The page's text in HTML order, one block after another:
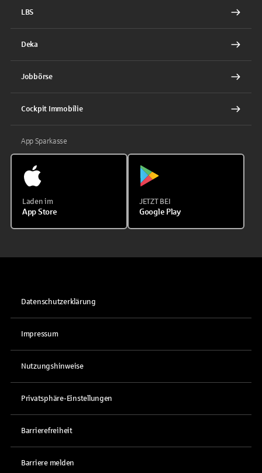
LBS
Deka
Jobbörse
Cockpit Immobilie
App Sparkasse
Laden im
App Store
JETZT BEI
Google Play
Datenschutzerklärung
Impressum
Nutzungshinweise
Privatsphäre-Einstellungen
Barrierefreiheit
Barriere melden